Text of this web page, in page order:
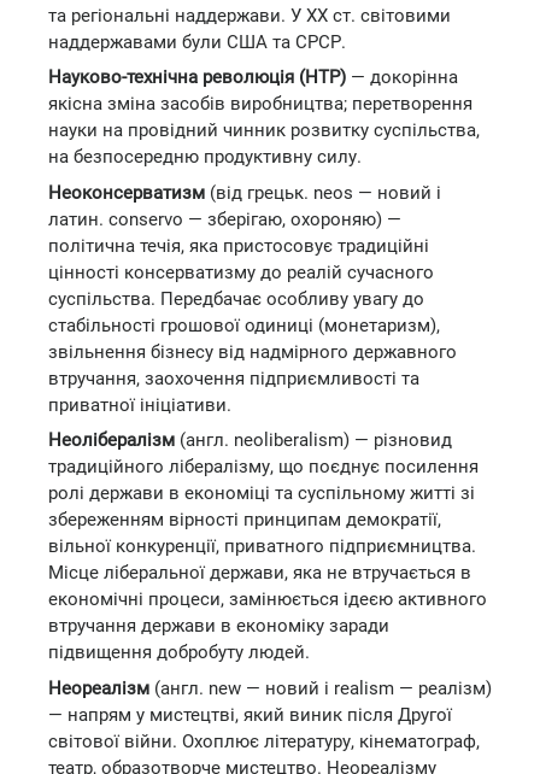
та регіональні наддержави. У ХХ ст. світовими
наддержавами були США та СРСР.
Науково-технічна революція (НТР) — докорінна
якісна зміна засобів виробництва; перетворення
науки на провідний чинник розвитку суспільства,
на безпосередню продуктивну силу.
Неоконсерватизм (від грецьк. neos — новий і
латин. conservo — зберігаю, охороняю) —
політична течія, яка пристосовує традиційні
цінності консерватизму до реалій сучасного
суспільства. Передбачає особливу увагу до
стабільності грошової одиниці (монетаризм),
звільнення бізнесу від надмірного державного
втручання, заохочення підприємливості та
приватної ініціативи.
Неолібералізм (англ. neoliberalism) — різновид
традиційного лібералізму, що поєднує посилення
ролі держави в економіці та суспільному житті зі
збереженням вірності принципам демократії,
вільної конкуренції, приватного підприємництва.
Місце ліберальної держави, яка не втручається в
економічні процеси, замінюється ідеєю активного
втручання держави в економіку заради
підвищення добробуту людей.
Неореалізм (англ. new — новий і realism — реалізм)
— напрям у мистецтві, який виник після Другої
світової війни. Охоплює літературу, кінематограф,
театр, образотворче мистецтво. Неореалізму